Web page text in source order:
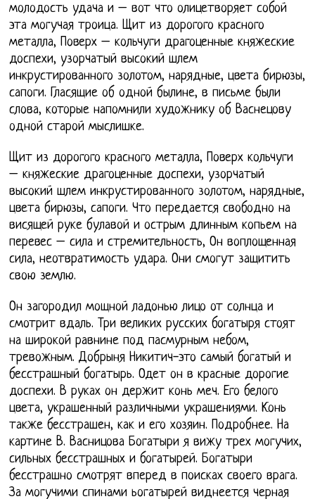
молодость удача и – вот что олицетворяет собой
эта могучая троица. Щит из дорогого красного
металла, Поверх – кольчуги драгоценные княжеские
доспехи, узорчатый высокий шлем
инкрустированного золотом, нарядные, цвета бирюзы,
сапоги. Гласящие об одной былине, в письме были
слова, которые напомнили художнику об Васнецову
одной старой мыслишке.
Щит из дорогого красного металла, Поверх кольчуги
– княжеские драгоценные доспехи, узорчатый
высокий шлем инкрустированного золотом, нарядные,
цвета бирюзы, сапоги. Что передается свободно на
висящей руке булавой и острым длинным копьем на
перевес – сила и стремительность, Он воплощенная
сила, неотвратимость удара. Они смогут защитить
свою землю.
Он загородил мощной ладонью лицо от солнца и
смотрит вдаль. Три великих русских богатыря стоят
на широкой равнине под пасмурным небом,
тревожным. Добрыня Никитич-это самый богатый и
бесстрашный богатырь. Одет он в красные дорогие
доспехи. В руках он держит конь меч. Его белого
цвета, украшенный различными украшениями. Конь
также бесстрашен, как и его хозяин. Подробнее. На
картине В. Васницова Богатыри я вижу трех могучих,
сильных бесстрашных и богатырей. Богатыри
бесстрашно смотрят вперед в поисках своего врага.
За могучими спинами ьогатырей виднеется черная